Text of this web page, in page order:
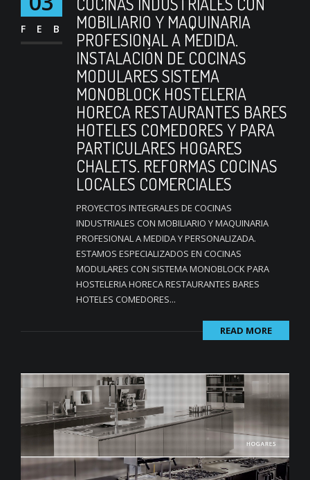
FEB
MOBILIARIO Y MAQUINARIA
PROFESIONAL A MEDIDA.
INSTALACIÓN DE COCINAS
MODULARES SISTEMA
MONOBLOCK HOSTELERIA
HORECA RESTAURANTES BARES
HOTELES COMEDORES Y PARA
PARTICULARES HOGARES
CHALETS. REFORMAS COCINAS
LOCALES COMERCIALES
PROYECTOS INTEGRALES DE COCINAS
INDUSTRIALES CON MOBILIARIO Y MAQUINARIA
PROFESIONAL A MEDIDA Y PERSONALIZADA.
ESTAMOS ESPECIALIZADOS EN COCINAS
MODULARES CON SISTEMA MONOBLOCK PARA
HOSTELERIA HORECA RESTAURANTES BARES
HOTELES COMEDORES...
READ MORE